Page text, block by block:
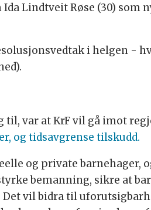
Lindtveit Røse (30)
i helgen -
til, var at KrF vil gå imot
og tidsavgrense tilskudd.
og private barnehager,
bemanning, sikre at
vil bidra til